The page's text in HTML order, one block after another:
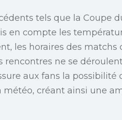
tels que la Coupe
en compte les
les horaires des matchs
ne se
aux fans la possibilité
météo, créant ainsi une